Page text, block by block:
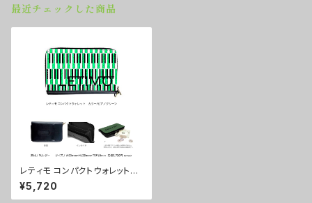
最近チェックした商品
レティモ コンパクトウォレット
カラー/ピアノグリーン ■配送
まで3週間
¥5,720